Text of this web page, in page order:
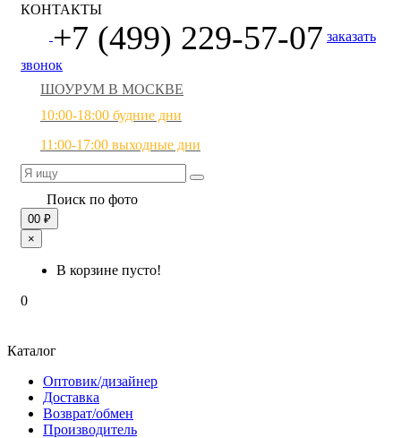
КОНТАКТЫ
+7 (499) 229-57-07 заказать
звонок
ШОУРУМ В МОСКВЕ
10:00-18:00 будние дни
11:00-17:00 выходные дни
Поиск по фото
00 ₽
×
В корзине пусто!
0
Каталог
Оптовик/дизайнер
Доставка
Возврат/обмен
Производитель